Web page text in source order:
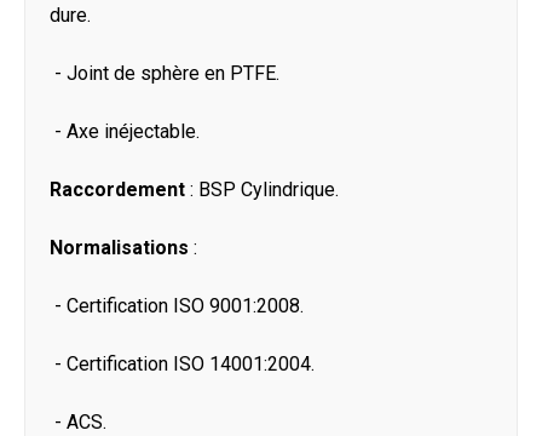
dure.
- Joint de sphère en PTFE.
- Axe inéjectable.
Raccordement : BSP Cylindrique.
Normalisations :
- Certification ISO 9001:2008.
- Certification ISO 14001:2004.
- ACS.